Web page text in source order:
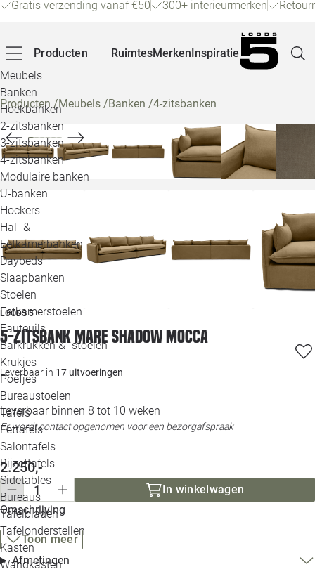
Gratis verzending vanaf €50 300+ interieurmerken
Producten
Meubels
Banken
Hoekbanken
2-zitsbanken
3-zitsbanken
4-zitsbanken
Modulaire banken
U-banken
Hockers
Hal- &
Eetkamerbanken
Daybeds
Slaapbanken
Stoelen
Eetkamerstoelen
Fauteuils
Barkrukken & -stoelen
Krukjes
Poefjes
Bureaustoelen
Tafels
Eettafels
Salontafels
Bijzettafels
Sidetables
Bureaus
Tafelbladen
Tafelonderstellen
Kasten
Wandkasten
RuimtesMerkenInspiratie
Producten/Meubels /Banken /4-zitsbanken
LOODS 5
5-zitsbank Mare shadow mocca
Leverbaar in 17 uitvoeringen
Leverbaar binnen 8 tot 10 weken
Er wordt contact opgenomen voor een bezorgafspraak
2.250,-
In winkelwagen
Omschrijving
Toon meer
Afmetingen